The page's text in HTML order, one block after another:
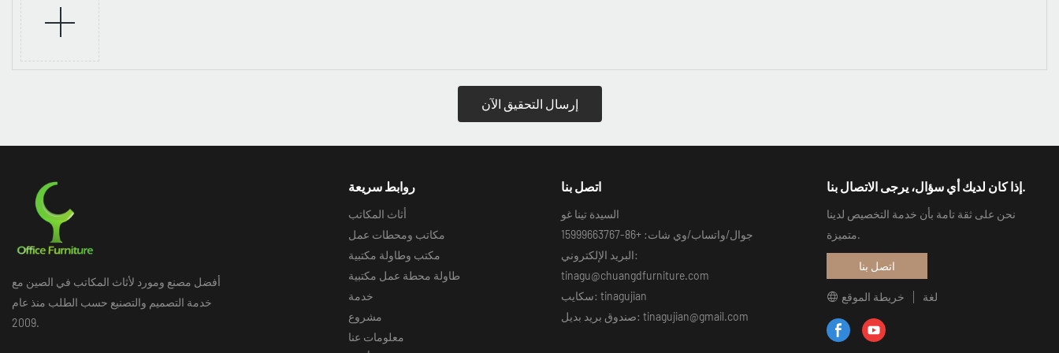
إرسال التحقيق الآن
أفضل مصنع ومورد لأثاث المكاتب في الصين مع
خدمة التصميم والتصنيع حسب الطلب منذ عام
2009.
روابط سريعة
أثاث المكاتب
مكاتب ومحطات عمل
مكتب وطاولة مكتبية
طاولة محطة عمل مكتبية
خدمة
مشروع
معلومات عنا
اتصل بنا
السيدة تينا غو
جوال/واتساب/وي شات: +86-15999663767
البريد الإلكتروني:
tinagu@chuangdfurniture.com
سكايب: tinagujian
صندوق بريد بديل: tinagujian@gmail.com
إذا كان لديك أي سؤال، يرجى الاتصال بنا.
نحن على ثقة تامة بأن خدمة التخصيص لدينا
متميزة.
اتصل بنا
لغة خريطة الموقع